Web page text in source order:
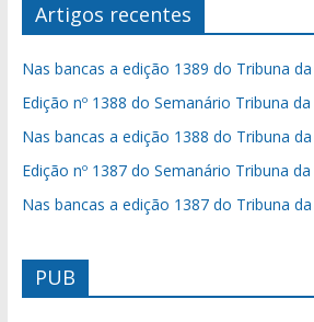
Artigos recentes
Nas bancas a edição 1389 do Tribuna
Edição nº 1388 do Semanário Tribuna
Nas bancas a edição 1388 do Tribuna
Edição nº 1387 do Semanário Tribuna
Nas bancas a edição 1387 do Tribuna
PUB